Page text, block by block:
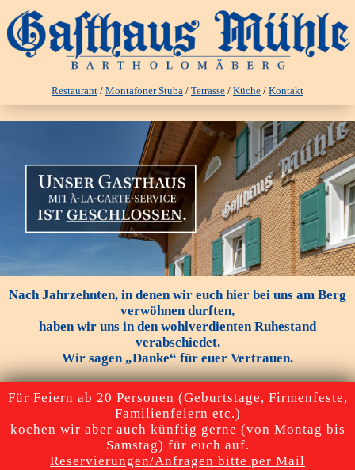
Restaurant / Montafoner Stuba / Terrasse / Küche / Kontakt
Nach Jahrzehnten, in denen wir euch hier bei uns am Berg
verwöhnen durften,
haben wir uns in den wohlverdienten Ruhestand
verabschiedet.
Wir sagen „Danke“ für euer Vertrauen.
Für Feiern ab 20 Personen (Geburtstage, Firmenfeste,
Familienfeiern etc.)
kochen wir aber auch künftig gerne (von Montag bis
Samstag) für euch auf.
Reservierungen/Anfragen bitte per Mail